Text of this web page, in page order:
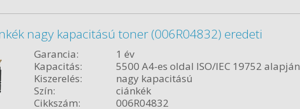
nagy kapacitású toner (006R04832) eredeti
Garancia:
1 év
Kapacitás:
5500 A4-es oldal ISO/IEC 19752 alapján
Kiszerelés:
nagy kapacitású
Szín:
ciánkék
Cikkszám:
006R04832